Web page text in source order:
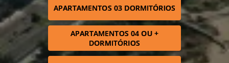
APARTAMENTOS 03 DORMITÓRIOS
APARTAMENTOS 04 OU +
DORMITÓRIOS